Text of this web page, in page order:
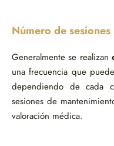
Número de
Generalmente se realizan
una frecuencia que
dependiendo de cada
sesiones de
valoración médica.